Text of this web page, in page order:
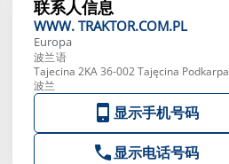
联系人信息
WWW. TRAKTOR.COM.PL
Europa
波兰语
Tajecina 2KA 36-002 Tajęcina
波兰
显示手机号码
显示电话号码